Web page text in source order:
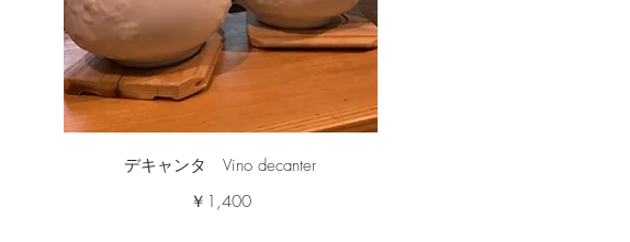
デキャンタ Vino decanter
￥1,400